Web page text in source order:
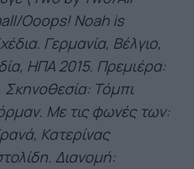
Ooops! Noah is
Γερμανία, Βέλγιο,
ΗΠΑ 2015. Πρεμιέρα:
Σκηνοθεσία: Τόμπι
Με τις φωνές των:
Κατερίνας
Διανομή: